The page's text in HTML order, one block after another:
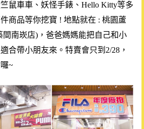
鼠車車 、妖怪手錶 、 Hello Kitty等多
商品等你挖寶 ! 地點就在 : 桃園蘆
南崁店)， 爸爸媽媽能把自己和小
合帶小朋友來。 特賣會只到2/28，
~